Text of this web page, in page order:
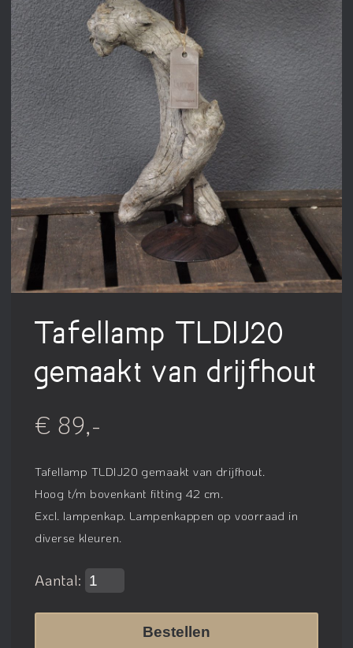
Tafellamp TLDIJ20
gemaakt van drijfhout
€ 89,-
Tafellamp TLDIJ20 gemaakt van drijfhout.
Hoog t/m bovenkant fitting 42 cm.
Excl. lampenkap. Lampenkappen op voorraad in
diverse kleuren.
Aantal:
Bestellen